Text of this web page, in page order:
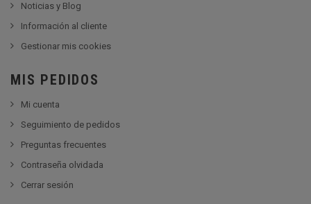
Noticias y Blog
Información al cliente
Gestionar mis cookies
MIS PEDIDOS
Mi cuenta
Seguimiento de pedidos
Preguntas frecuentes
Contraseña olvidada
Cerrar sesión